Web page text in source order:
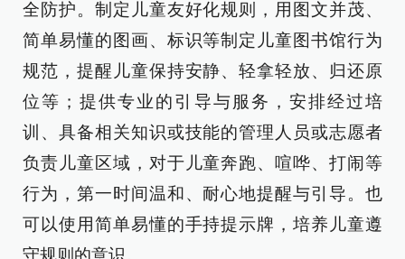
全防护。制定儿童友好化规则，用图文并茂、
简单易懂的图画、标识等制定儿童图书馆行为
规范，提醒儿童保持安静、轻拿轻放、归还原
位等；提供专业的引导与服务，安排经过培
训、具备相关知识或技能的管理人员或志愿者
负责儿童区域，对于儿童奔跑、喧哗、打闹等
行为，第一时间温和、耐心地提醒与引导。也
可以使用简单易懂的手持提示牌，培养儿童遵
守规则的意识。